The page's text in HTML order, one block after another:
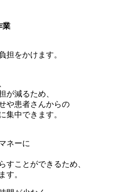
業
担をかけます。
が減るため、
や患者さんからの
集中できます。
ネーに
すことができるため、
す。